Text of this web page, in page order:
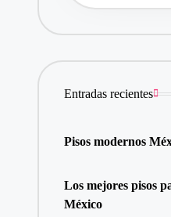
Entradas recientes
Pisos modernos
Los mejores pisos
México